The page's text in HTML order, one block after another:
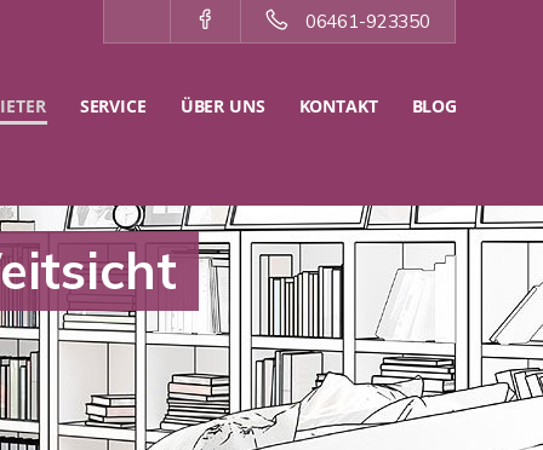
06461-923350
SERVICE ÜBER UNS KONTAKT BLOG